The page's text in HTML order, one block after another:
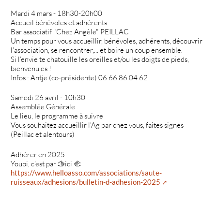
Mardi 4 mars - 18h30-20h00
Accueil bénévoles et adhérents
Bar associatif "Chez Angèle" PEILLAC
Un temps pour vous accueillir, bénévoles, adhérents, découvrir
l’association, se rencontrer,... et boire un coup ensemble.
Si l’envie te chatouille les oreilles et/ou les doigts de pieds,
bienvenu.es !
Infos : Antje (co-présidente) 06 66 86 04 62
Samedi 26 avril - 10h30
Assemblée Générale
Le lieu, le programme à suivre
Vous souhaitez accueillir l’Ag par chez vous, faites signes
(Peillac et alentours)
Adhérer en 2025
Youpi, c’est par 🫱ici 🫲
https://www.helloasso.com/associations/saute-
ruisseaux/adhesions/bulletin-d-adhesion-2025